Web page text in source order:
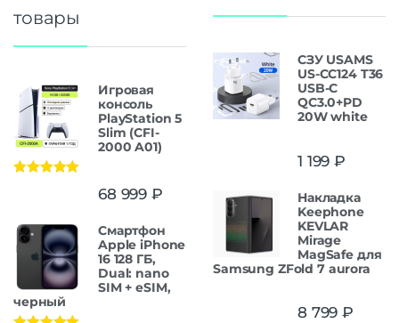
товары
Игровая
консоль
PlayStation 5
Slim (CFI-
2000 A01)
68 999 ₽
Смартфон
Apple iPhone
16 128 ГБ,
Dual: nano
SIM + eSIM,
черный
СЗУ USAMS
US-CC124 T36
USB-C
QC3.0+PD
20W white
1 199 ₽
Накладка
Keephone
KEVLAR
Mirage
MagSafe для
Samsung ZFold 7 aurora
8 799 ₽